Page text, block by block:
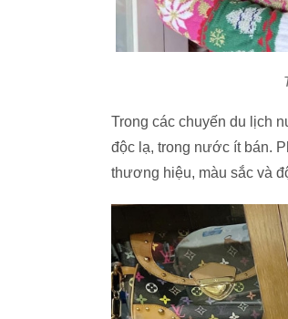
Trong các chuyến du lịch
độc lạ, trong nước ít bán.
thương hiệu, màu sắc và